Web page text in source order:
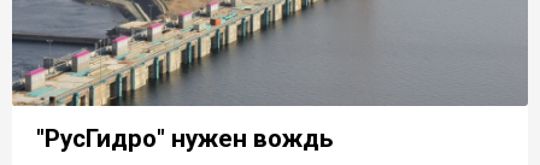
"РусГидро" нужен вождь